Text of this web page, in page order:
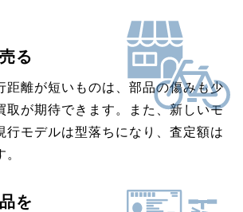
る
距離が短いものは、部品の傷みも少
取が期待できます。また、新しいモ
行モデルは型落ちになり、査定額は
を